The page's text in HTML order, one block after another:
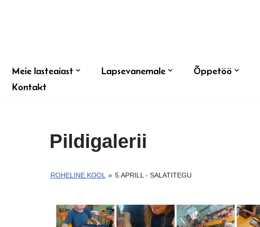
Meie lasteaiast Lapsevanemale Õppetöö
Kontakt
Pildigalerii
ROHELINE KOOL » 5.APRILL - SALATITEGU